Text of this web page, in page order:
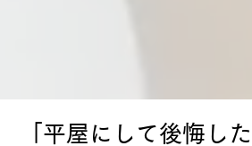
「平屋にして後悔し